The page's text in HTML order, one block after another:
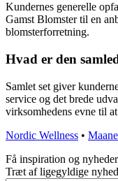
Kundernes generelle
Gamst Blomster til en
blomsterforretning.
Hvad er den
Samlet set giver
service og det brede
virksomhedens evne til
Nordic Wellness •
Få inspiration og
Træt af ligegyldige